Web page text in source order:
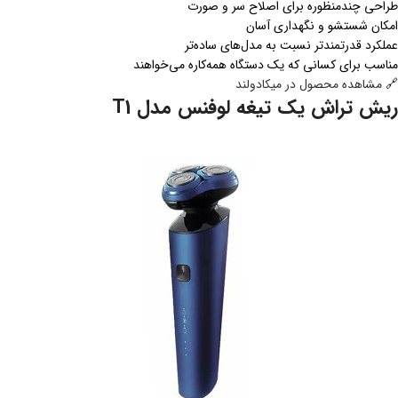
طراحی چندمنظوره برای اصلاح سر و صورت
امکان شستشو و نگهداری آسان
عملکرد قدرتمندتر نسبت به مدل‌های ساده‌تر
مناسب برای کسانی که یک دستگاه همه‌کاره می‌خواهند
🔗مشاهده محصول در میکادولند
ریش تراش یک تیغه لوفنس مدل T1